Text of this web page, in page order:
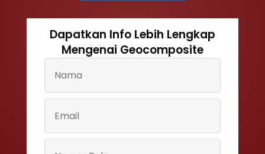
Dapatkan Info Lebih Lengkap
Mengenai Geocomposite